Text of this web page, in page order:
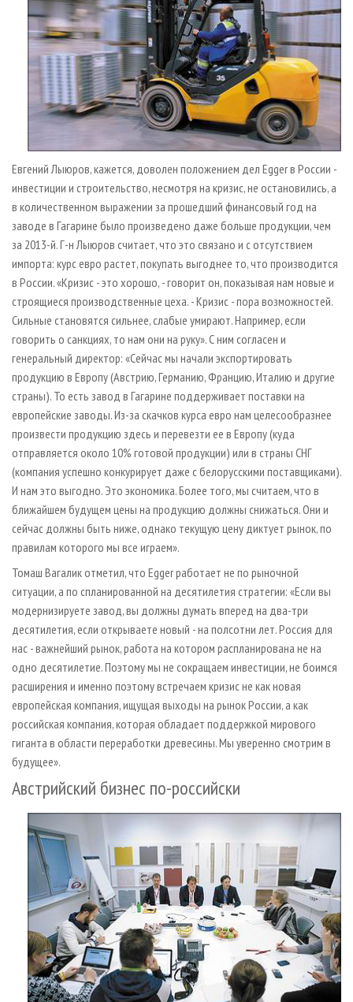
Евгений Лыюров, кажется, доволен положением дел Egger в России -
инвестиции и строительство, несмотря на кризис, не остановились, а
в количественном выражении за прошедший финансовый год на
заводе в Гагарине было произведено даже больше продукции, чем
за 2013-й. Г-н Лыюров считает, что это связано и с отсутствием
импорта: курс евро растет, покупать выгоднее то, что производится
в России. «Кризис - это хорошо, - говорит он, показывая нам новые и
строящиеся производственные цеха. - Кризис - пора возможностей.
Сильные становятся сильнее, слабые умирают. Например, если
говорить о санкциях, то нам они на руку». С ним согласен и
генеральный директор: «Сейчас мы начали экспортировать
продукцию в Европу (Австрию, Германию, Францию, Италию и другие
страны). То есть завод в Гагарине поддерживает поставки на
европейские заводы. Из-за скачков курса евро нам целесообразнее
произвести продукцию здесь и перевезти ее в Европу (куда
отправляется около 10% готовой продукции) или в страны СНГ
(компания успешно конкурирует даже с белорусскими поставщиками).
И нам это выгодно. Это экономика. Более того, мы считаем, что в
ближайшем будущем цены на продукцию должны снижаться. Они и
сейчас должны быть ниже, однако текущую цену диктует рынок, по
правилам которого мы все играем».
Томаш Вагалик отметил, что Egger работает не по рыночной
ситуации, а по спланированной на десятилетия стратегии: «Если вы
модернизируете завод, вы должны думать вперед на два-три
десятилетия, если открываете новый - на полсотни лет. Россия для
нас - важнейший рынок, работа на котором распланирована не на
одно десятилетие. Поэтому мы не сокращаем инвестиции, не боимся
расширения и именно поэтому встречаем кризис не как новая
европейская компания, ищущая выходы на рынок России, а как
российская компания, которая обладает поддержкой мирового
гиганта в области переработки древесины. Мы уверенно смотрим в
будущее».
Австрийский бизнес по-российски